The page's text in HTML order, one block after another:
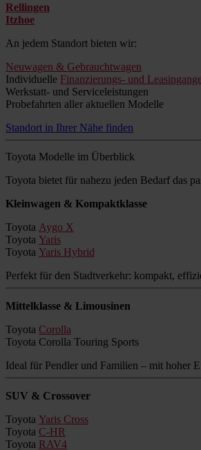
Rellingen
Itzhoe
An jedem Standort bieten wir:
Neuwagen & Gebrauchtwagen
Individuelle Finanzierungs- und
Werkstatt- und Serviceleistungen
Probefahrten aller aktuellen Modelle
Standort in Ihrer Nähe finden
Toyota Modelle im Überblick
Toyota bietet für nahezu jeden Bedarf das
Kleinwagen & Kompaktklasse
Toyota Aygo X
Toyota Yaris
Toyota Yaris Hybrid
Perfekt für den Stadtverkehr: kompakt,
Mittelklasse & Limousinen
Toyota Corolla
Toyota Corolla Touring Sports
Ideal für Pendler und Familien – mit hoher
SUV & Crossover
Toyota Yaris Cross
Toyota C-HR
Toyota RAV4